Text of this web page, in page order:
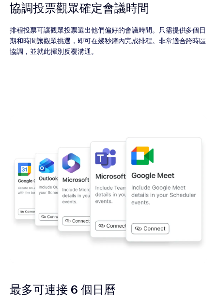
協調投票觀眾確定會議時間
排程投票可讓觀眾投票選出他們偏好的會議時間。只需提供多個日
期和時間讓觀眾挑選，即可在幾秒鐘內完成排程。非常適合跨時區
協調，並就此揮別反覆溝通。
最多可連接 6 個日曆